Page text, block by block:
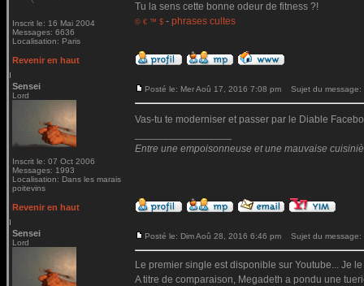
Inscrit le: 16 Mai 2004
Messages: 6636
Localisation: Paris
Tu la sens cette bonne odeur de fitness ?!
© € ™ $ - phrases cultes
Revenir en haut
Sensei
Lord
Inscrit le: 07 Oct 2006
Messages: 1993
Localisation: Dans les marais
poitevins
Posté le: Mer Aoû 17, 2016 7:08 pm Sujet du message:
Vas-tu te moderniser et passer par le Diable
Entre une empoisonneuse et une mauvaise
Revenir en haut
Sensei
Lord
Posté le: Dim Aoû 28, 2016 6:46 pm Sujet du message:
Le premier single est disponible sur Youtube... Je
A titre de comparaison, Megadeth a pondu une